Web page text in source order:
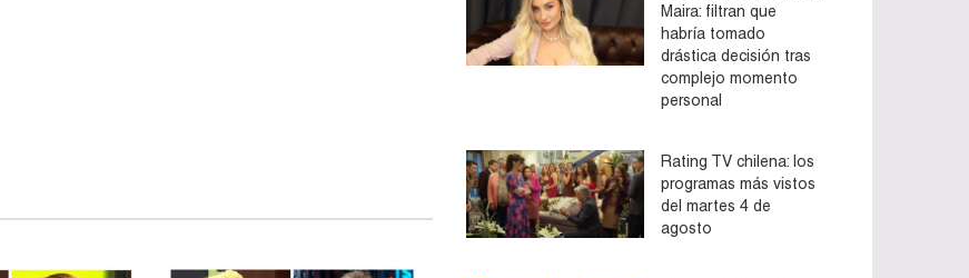
Maira: filtran que
habría tomado
drástica decisión tras
complejo momento
personal
Rating TV chilena: los
programas más vistos
del martes 4 de
agosto